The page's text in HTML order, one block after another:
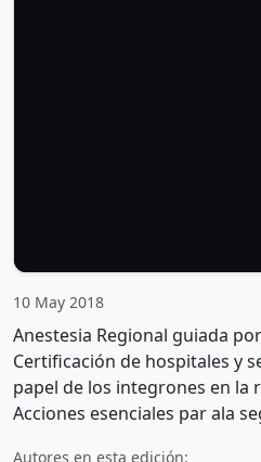
10 May 2018
Anestesia Regional guiada
Certificación de hospitales y
papel de los integrones en la
Acciones esenciales par ala
Autores en esta edición: